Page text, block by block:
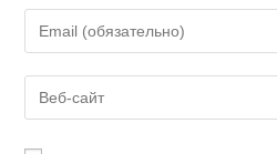
имя
или
пользователя,
чтобы
прокомментировать
Введите
свой
email-
адрес,
Введите
URL